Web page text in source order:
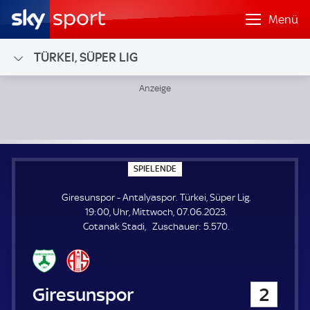
Menü
TÜRKEI, SÜPER LIG
SPIELENDE
P
E
L
E
N
Giresunspor - Antalyaspor. Türkei, Süper Lig.
19:00, Uhr, Mittwoch, 07.06.2023.
Cotanak Stadi
Zuschauer: Z
5.570.
Giresunspor 2